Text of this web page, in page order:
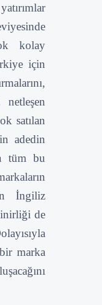
kolay
için
netleşen
satılan
adedin
tüm bu
İngiliz
de
marka